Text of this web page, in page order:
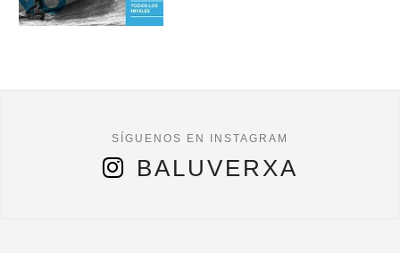
BALUVERXA